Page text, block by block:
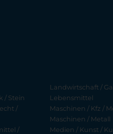
/ Stein
/
/
Landwirtschaft /
Lebensmittel
Maschinen / Kfz /
Maschinen / Metall
Medien / Kunst /